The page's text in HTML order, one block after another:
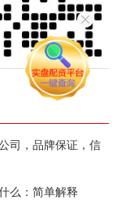
司，品牌保证，信
么：简单解释